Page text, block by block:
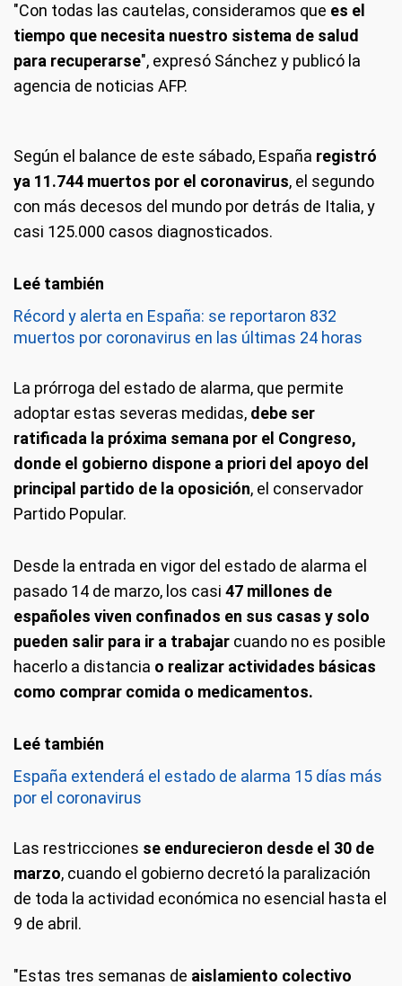
"Con todas las cautelas, consideramos que es el
tiempo que necesita nuestro sistema de salud
para recuperarse", expresó Sánchez y publicó la
agencia de noticias AFP.
Según el balance de este sábado, España registró
ya 11.744 muertos por el coronavirus, el segundo
con más decesos del mundo por detrás de Italia, y
casi 125.000 casos diagnosticados.
Récord y alerta en España: se reportaron 832
muertos por coronavirus en las últimas 24 horas
La prórroga del estado de alarma, que permite
adoptar estas severas medidas, debe ser
ratificada la próxima semana por el Congreso,
donde el gobierno dispone a priori del apoyo del
principal partido de la oposición, el conservador
Partido Popular.
Desde la entrada en vigor del estado de alarma el
pasado 14 de marzo, los casi 47 millones de
españoles viven confinados en sus casas y solo
pueden salir para ir a trabajar cuando no es posible
hacerlo a distancia o realizar actividades básicas
como comprar comida o medicamentos.
España extenderá el estado de alarma 15 días más
por el coronavirus
Las restricciones se endurecieron desde el 30 de
marzo, cuando el gobierno decretó la paralización
de toda la actividad económica no esencial hasta el
9 de abril.
"Estas tres semanas de aislamiento colectivo